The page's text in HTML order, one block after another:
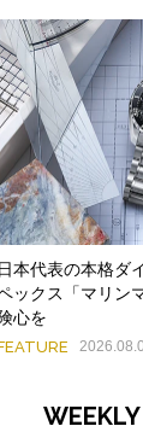
日本代表の本格ダ
ックス「マリン
険心を
WEEKLY